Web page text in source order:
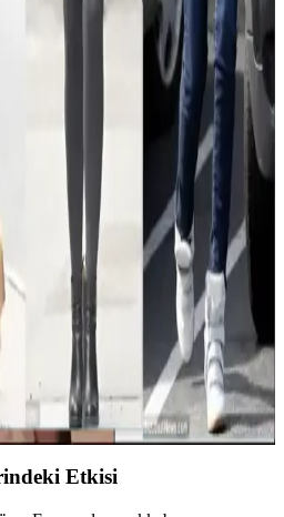
süreci, malzeme kalitesi ve kullanıcı
ve pazar konumu detaylı şekilde
ve model önerileri de
Şık Yazlık
beyaz, krem, turuncu gibi
gibi kaliteli kumaşlar tercih
kombinler oluşturulabilir.
ve Stil Önerileri: Güncel
ve tropikal kombin önerileri ile
dikkat edilmesi gerekenler
uyumu üzerine pratik bilgiler
Etkisi